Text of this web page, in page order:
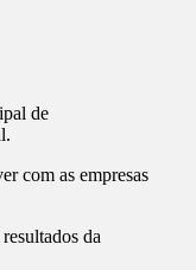
de
com as empresas
da